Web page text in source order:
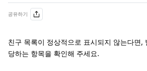
공유하기
친구 목록이 정상적으로 표시되지 않는다면,
당하는 항목을 확인해 주세요.